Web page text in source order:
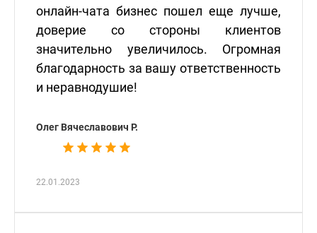
онлайн-чата бизнес пошел еще лучше,
доверие со стороны клиентов
значительно увеличилось. Огромная
благодарность за вашу ответственность
и неравнодушие!
Олег Вячеславович Р.
22.01.2023